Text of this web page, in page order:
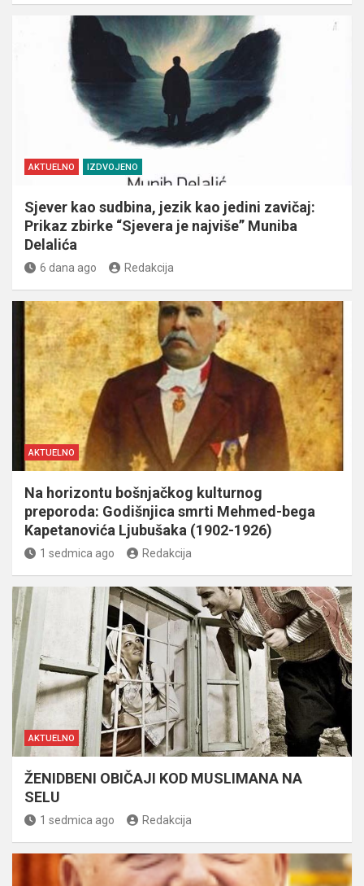
AKTUELNO IZDVOJENO
Sjever kao sudbina, jezik kao jedini zavičaj:
Prikaz zbirke “Sjevera je najviše” Muniba
Delalića
6 dana ago Redakcija
AKTUELNO
Na horizontu bošnjačkog kulturnog
preporoda: Godišnjica smrti Mehmed-bega
Kapetanovića Ljubušaka (1902-1926)
1 sedmica ago Redakcija
AKTUELNO
ŽENIDBENI OBIČAJI KOD MUSLIMANA NA
SELU
1 sedmica ago Redakcija